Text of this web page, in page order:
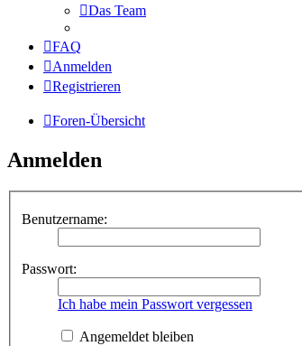
Das Team
FAQ
Anmelden
Registrieren
Foren-Übersicht
Anmelden
Benutzername:
Passwort:
Ich habe mein Passwort vergessen
Angemeldet bleiben